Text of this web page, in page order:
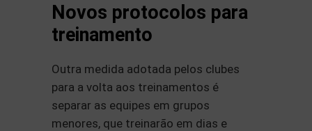
Novos protocolos para
treinamento
Outra medida adotada pelos clubes
para a volta aos treinamentos é
separar as equipes em grupos
menores, que treinarão em dias e